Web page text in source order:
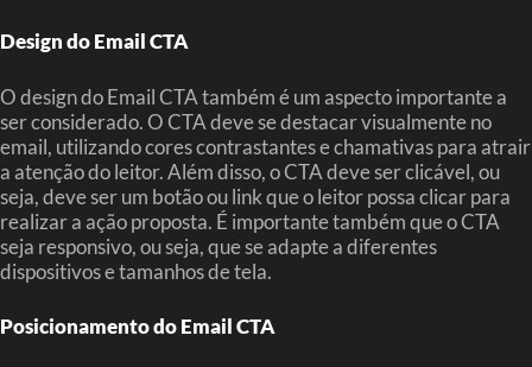
Design do Email CTA
O design do Email CTA também é um aspecto importante a
ser considerado. O CTA deve se destacar visualmente no
email, utilizando cores contrastantes e chamativas para atrair
a atenção do leitor. Além disso, o CTA deve ser clicável, ou
seja, deve ser um botão ou link que o leitor possa clicar para
realizar a ação proposta. É importante também que o CTA
seja responsivo, ou seja, que se adapte a diferentes
dispositivos e tamanhos de tela.
Posicionamento do Email CTA